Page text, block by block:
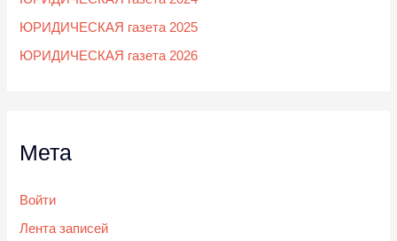
ЮРИДИЧЕСКАЯ газета 2025
ЮРИДИЧЕСКАЯ газета 2026
Мета
Войти
Лента записей